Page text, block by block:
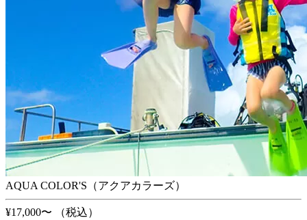
AQUA COLOR'S（アクアカラーズ）
¥17,000〜
（税込）